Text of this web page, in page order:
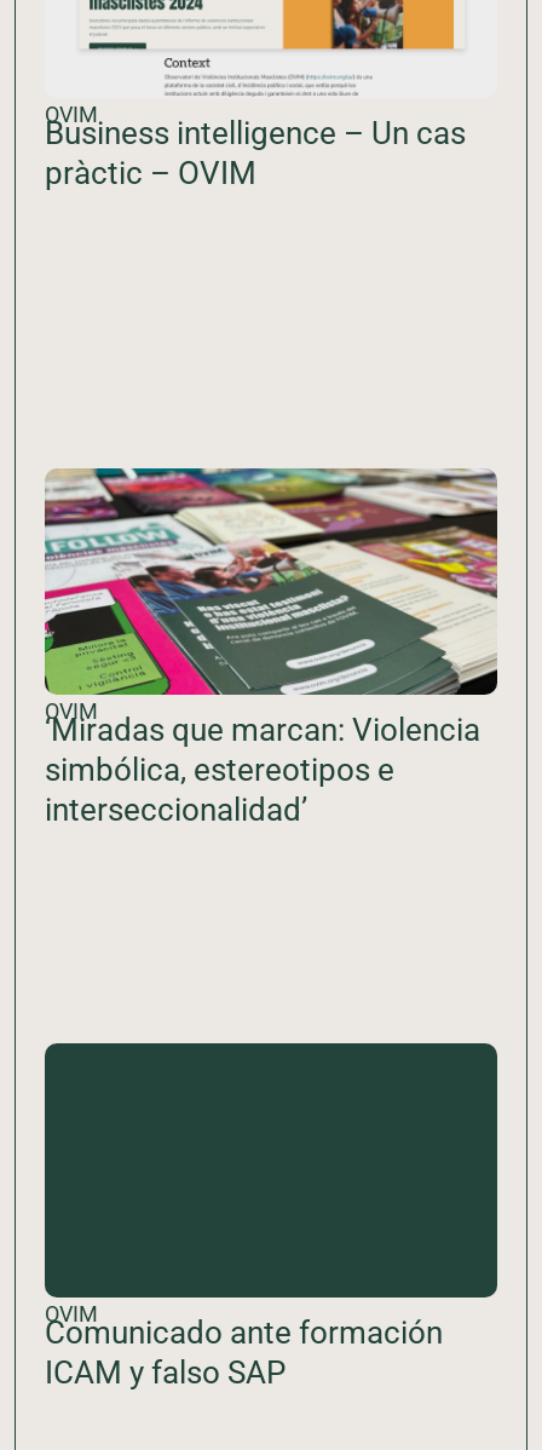
OVIM
Business intelligence – Un cas
pràctic – OVIM
OVIM
‘Miradas que marcan: Violencia
simbólica, estereotipos e
interseccionalidad’
OVIM
Comunicado ante formación
ICAM y falso SAP